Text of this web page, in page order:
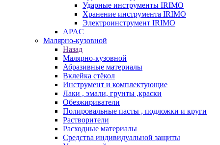
Ударные инструменты IRIMO
Хранение инструмента IRIMO
Электроинструмент IRIMO
APAC
Малярно-кузовной
Назад
Малярно-кузовной
Абразивные материалы
Вклейка стёкол
Инструмент и комплектующие
Лаки , эмали, грунты ,краски
Обезжириватели
Полировальные пасты , подложки и круги
Растворители
Расходные материалы
Средства индивидуальной защиты